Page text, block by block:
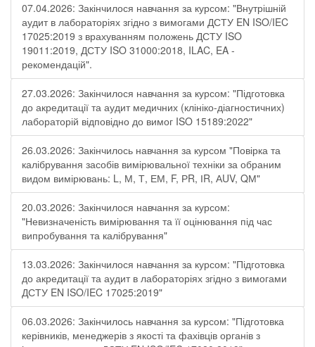
07.04.2026: Закінчилося навчання за курсом: "Внутрішній
аудит в лабораторіях згідно з вимогами ДСТУ EN ISO/IEC
17025:2019 з врахуванням положень ДСТУ ISO
19011:2019, ДСТУ ISO 31000:2018, ILAC, EA -
рекомендацій".
27.03.2026: Закінчилося навчання за курсом: "Підготовка
до акредитації та аудит медичних (клініко-діагностичних)
лабораторій відповідно до вимог ISO 15189:2022"
26.03.2026: Закінчилось навчання за курсом "Повірка та
калібрування засобів вимірювальної техніки за обраним
видом вимірювань: L, М, Т, ЕМ, F, РR, ІR, АUV, QМ"
20.03.2026: Закінчилося навчання за курсом:
"Невизначеність вимірювання та її оцінювання під час
випробування та калібрування"
13.03.2026: Закінчилося навчання за курсом: "Підготовка
до акредитації та аудит в лабораторіях згідно з вимогами
ДСТУ EN ISO/IEC 17025:2019"
06.03.2026: Закінчилось навчання за курсом: "Підготовка
керівників, менеджерів з якості та фахівців органів з